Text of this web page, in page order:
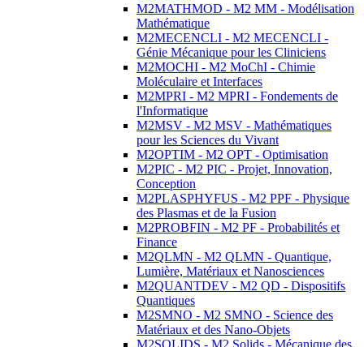
M2MATHMOD - M2 MM - Modélisation
Mathématique
M2MECENCLI - M2 MECENCLI -
Génie Mécanique pour les Cliniciens
M2MOCHI - M2 MoChI - Chimie
Moléculaire et Interfaces
M2MPRI - M2 MPRI - Fondements de
l'Informatique
M2MSV - M2 MSV - Mathématiques
pour les Sciences du Vivant
M2OPTIM - M2 OPT - Optimisation
M2PIC - M2 PIC - Projet, Innovation,
Conception
M2PLASPHYFUS - M2 PPF - Physique
des Plasmas et de la Fusion
M2PROBFIN - M2 PF - Probabilités et
Finance
M2QLMN - M2 QLMN - Quantique,
Lumière, Matériaux et Nanosciences
M2QUANTDEV - M2 QD - Dispositifs
Quantiques
M2SMNO - M2 SMNO - Science des
Matériaux et des Nano-Objets
M2SOLIDS - M2 Solids - Mécanique des